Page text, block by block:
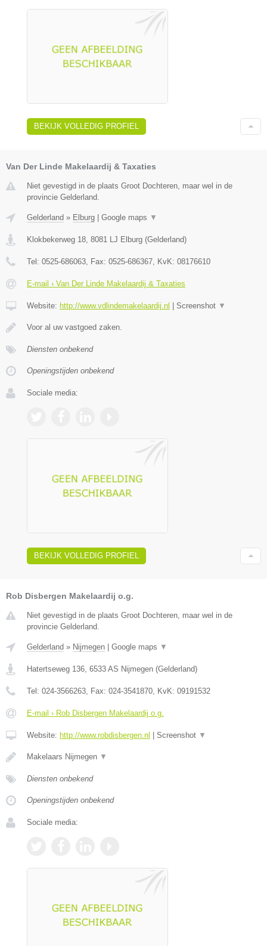
BEKIJK VOLLEDIG PROFIEL
Van Der Linde Makelaardij & Taxaties
Niet gevestigd in de plaats Groot Dochteren, maar wel in de
provincie Gelderland.
Gelderland » Elburg Google maps ▼
Klokbekerweg 18 8081 LJ Elburg (Gelderland)
Tel: 0525-686063 , Fax: 0525-686367 , KvK: 08176610
E-mail › Van Der Linde Makelaardij & Taxaties
Website: http://www.vdlindemakelaardij.nl Screenshot ▼
Voor al uw vastgoed zaken.
Diensten onbekend
Openingstijden onbekend
Sociale media:
BEKIJK VOLLEDIG PROFIEL
Rob Disbergen Makelaardij o.g.
Niet gevestigd in de plaats Groot Dochteren, maar wel in de
provincie Gelderland.
Gelderland » Nijmegen | Google maps ▼
Hatertseweg 136 6533 AS Nijmegen (Gelderland)
Tel: 024-3566263 , Fax: 024-3541870 , KvK: 09191532
E-mail › Rob Disbergen Makelaardij o.g.
Website: http://www.robdisbergen.nl | Screenshot ▼
Makelaars Nijmegen ▼
Diensten onbekend
Openingstijden onbekend
Sociale media: